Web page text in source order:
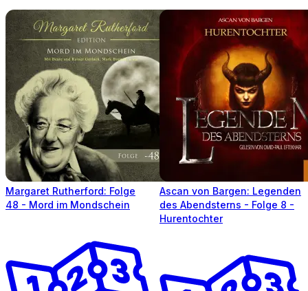
Margaret Rutherford: Folge
48 - Mord im Mondschein
Ascan von Bargen: Legenden
des Abendsterns - Folge 8 -
Hurentochter